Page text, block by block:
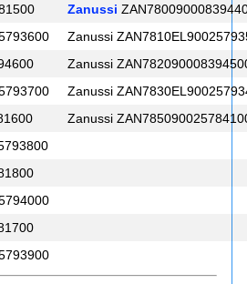
Zanussi
Zanussi
Zanussi
Zanussi
Zanussi